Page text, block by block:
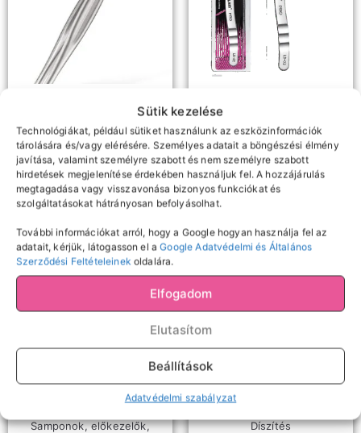
Sütik kezelése
Technológiákat, például sütiket használunk az eszközinformációk
tárolására és/vagy elérésére. Személyes adatait a böngészési élmény
javítása, valamint személyre szabott és nem személyre szabott
hirdetések megjelenítése érdekében használjuk fel. A hozzájárulás
megtagadása vagy visszavonása bizonyos funkciókat és
szolgáltatásokat hátrányosan befolyásolhat.
További információkat arról, hogy a Google hogyan használja fel az
adatait, kérjük, látogasson el aGoogle Adatvédelmi és Általános
Szerződési Feltételeinek oldalára.
Elfogadom
Elutasítom
Beállítások
Adatvédelmi szabályzat
SZEMÖLDÖKCSIPESZ –
HEGYES
5900Ft
Tovább olvasom
LS-02 szempilla csipesz
4990Ft
Kosárba teszem
Samponok, előkezelők,
Díszítés